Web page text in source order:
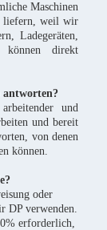
Maschinen
liefern, weil wir
Ladegeräten,
können direkt
antworten?
und
und bereit
von denen
können.
oder
DP verwenden.
erforderlich,